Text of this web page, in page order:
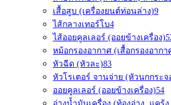
เสื้อสูบ (เครื่องยนต์ท่อนล่าง)9
ไส้กลางเทอร์โบ4
ไส้ออยคูลเลอร์ (ออยข้างเครื่อง)
หม้อกรองอากาศ (เสื้อกรองอากา
หัวฉีด (หัวละ)83
หัวโรเตอร์ จานจ่าย (หัวนกกระจ
ออยคูลเลอร์ (ออยข้างเครื่อง)54